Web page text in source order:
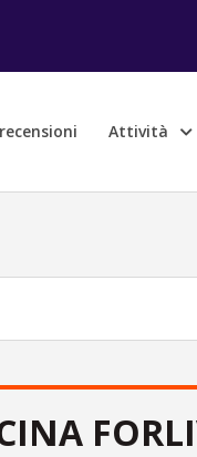
Attività